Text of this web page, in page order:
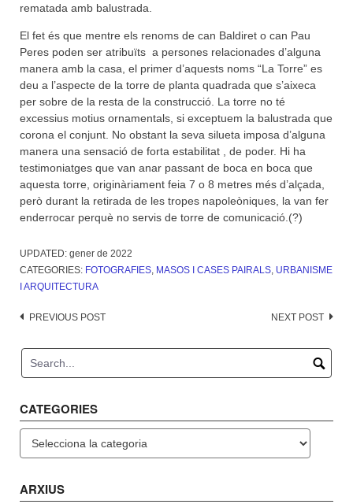
rematada amb balustrada.
El fet és que mentre els renoms de can Baldiret o can Pau
Peres poden ser atribuïts a persones relacionades d’alguna
manera amb la casa, el primer d’aquests noms “La Torre” es
deu a l’aspecte de la torre de planta quadrada que s’aixeca
per sobre de la resta de la construcció. La torre no té
excessius motius ornamentals, si exceptuem la balustrada que
corona el conjunt. No obstant la seva silueta imposa d’alguna
manera una sensació de forta estabilitat , de poder. Hi ha
testimoniatges que van anar passant de boca en boca que
aquesta torre, originàriament feia 7 o 8 metres més d’alçada,
però durant la retirada de les tropes napoleòniques, la van fer
enderrocar perquè no servis de torre de comunicació.(?)
UPDATED: gener de 2022
CATEGORIES: FOTOGRAFIES, MASOS I CASES PAIRALS, URBANISME
I ARQUITECTURA
Post
PREVIOUS POST NEXT POST
CATEGORIES
ARXIUS